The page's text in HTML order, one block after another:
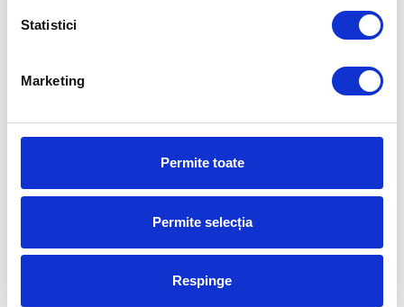
Statistici
Marketing
Permite toate
Permite selecția
Respinge
ROMANIA FOR GOLD